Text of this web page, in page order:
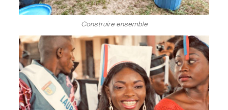
Construire ensemble